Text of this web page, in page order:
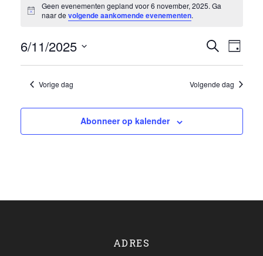
Bericht
Geen evenementen gepland voor 6 november, 2025. Ga
naar devolgende aankomende evenementen.
en
Zoeken
Dag
6/11/2025
Selecteer
een Vorige dag Volgende dag
Abonneer op kalender
ADRES